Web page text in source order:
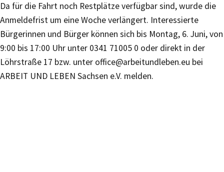
Da für die Fahrt noch Restplätze verfügbar sind, wurde die
Anmeldefrist um eine Woche verlängert. Interessierte
Bürgerinnen und Bürger können sich bis Montag, 6. Juni, von
9:00 bis 17:00 Uhr unter 0341 71005 0 oder direkt in der
Löhrstraße 17 bzw. unter office@arbeitundleben.eu bei
ARBEIT UND LEBEN Sachsen e.V. melden.